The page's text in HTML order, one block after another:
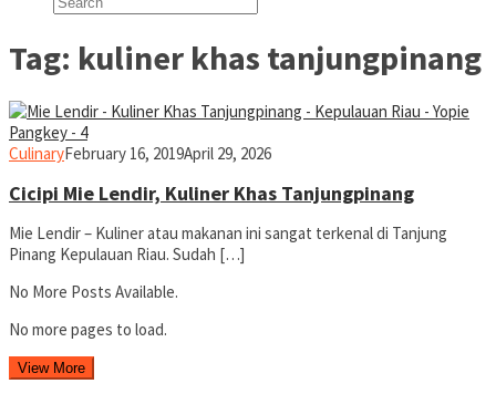
Tag: kuliner khas tanjungpinang
Culinaryyopiefranz
February 16, 2019April 29, 2026
Cicipi Mie Lendir, Kuliner Khas Tanjungpinang
Mie Lendir – Kuliner atau makanan ini sangat terkenal di Tanjung
Pinang Kepulauan Riau. Sudah […]
No More Posts Available.
No more pages to load.
View More